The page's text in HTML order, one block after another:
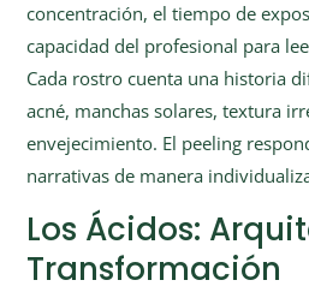
concentración, el tiempo de
capacidad del profesional para
Cada rostro cuenta una historia
acné, manchas solares, textura
envejecimiento. El peeling
narrativas de manera
Los Ácidos:
Transformación